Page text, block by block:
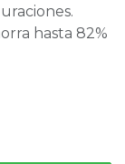
hasta 82%